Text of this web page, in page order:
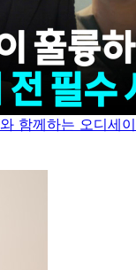
함께하는 오디세